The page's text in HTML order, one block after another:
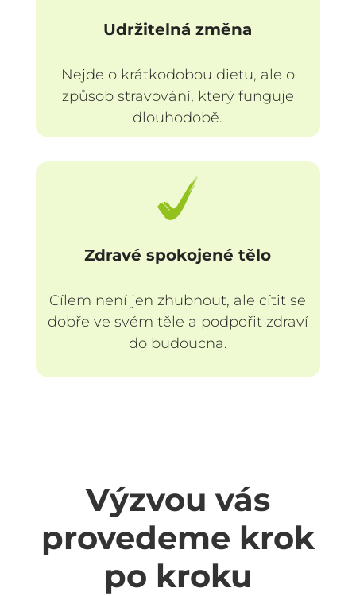
Udržitelná změna
Nejde o krátkodobou dietu, ale o
způsob stravování, který funguje
dlouhodobě.
Zdravé spokojené tělo
Cílem není jen zhubnout, ale cítit se
dobře ve svém těle a podpořit zdraví
do budoucna.
Výzvou vás
provedeme krok
po kroku